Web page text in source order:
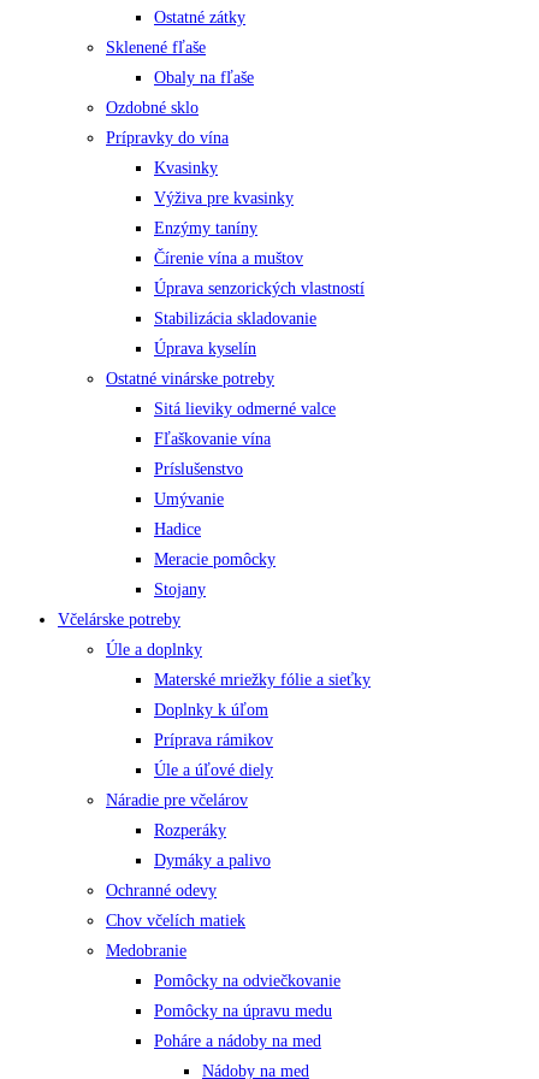
Ostatné zátky
Sklenené fľaše
Obaly na fľaše
Ozdobné sklo
Prípravky do vína
Kvasinky
Výživa pre kvasinky
Enzýmy taníny
Čírenie vína a muštov
Úprava senzorických vlastností
Stabilizácia skladovanie
Úprava kyselín
Ostatné vinárske potreby
Sitá lieviky odmerné valce
Fľaškovanie vína
Príslušenstvo
Umývanie
Hadice
Meracie pomôcky
Stojany
Včelárske potreby
Úle a doplnky
Materské mriežky fólie a sieťky
Doplnky k úľom
Príprava rámikov
Úle a úľové diely
Náradie pre včelárov
Rozperáky
Dymáky a palivo
Ochranné odevy
Chov včelích matiek
Medobranie
Pomôcky na odviečkovanie
Pomôcky na úpravu medu
Poháre a nádoby na med
Nádoby na med